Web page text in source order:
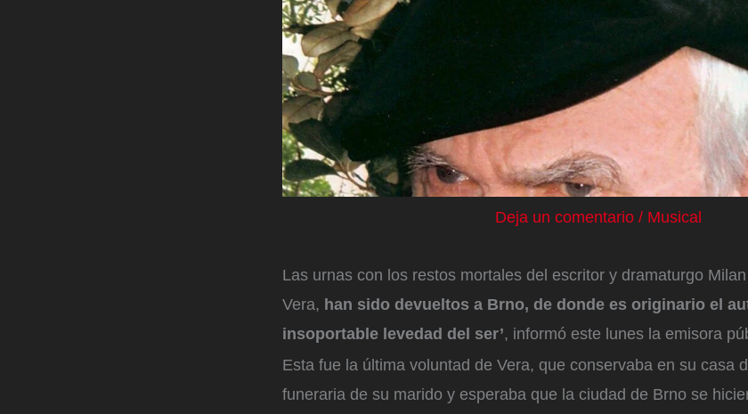
Deja un comentario / Musical
Las urnas con los restos mortales del escritor y dramaturgo
Vera, han sido devueltos a Brno, de donde es originario el
insoportable levedad del ser’, informó este lunes la emisora
Esta fue la última voluntad de Vera, que conservaba en su casa
funeraria de su marido y esperaba que la ciudad de Brno se